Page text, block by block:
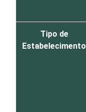
Tipo de
Estabelecimento